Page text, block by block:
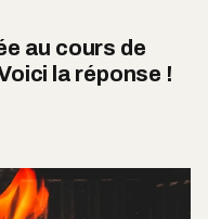
au cours de
la réponse !